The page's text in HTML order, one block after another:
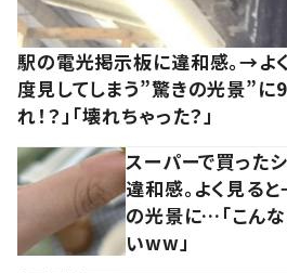
駅の電光掲示板に違和感。→
度見してしまう”驚きの光景”に
れ！？」「壊れちゃった？」
スーパーで買った
違和感。よく見る
の光景に…「こんな
いww」